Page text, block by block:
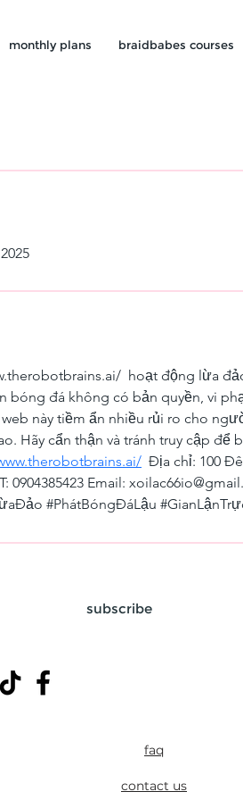
monthly plans braidbabes courses
hoạt động lừa
bóng đá không có bản quyền, vi
này tiềm ẩn nhiều rủi ro cho
Hãy cẩn thận và tránh truy cập để
Địa chỉ: 100
0904385423 Email:
#PhátBóngĐáLậu
subscribe
faq
contact us